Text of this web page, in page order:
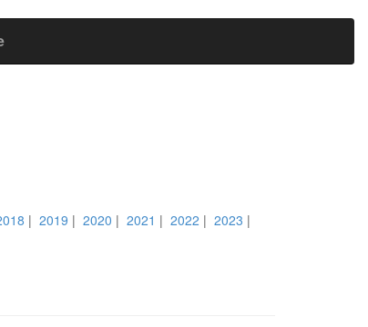
| 2019 | 2020 | 2021 | 2022 | 2023 |